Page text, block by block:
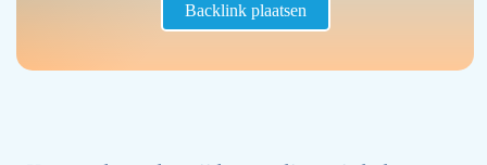
Backlink plaatsen